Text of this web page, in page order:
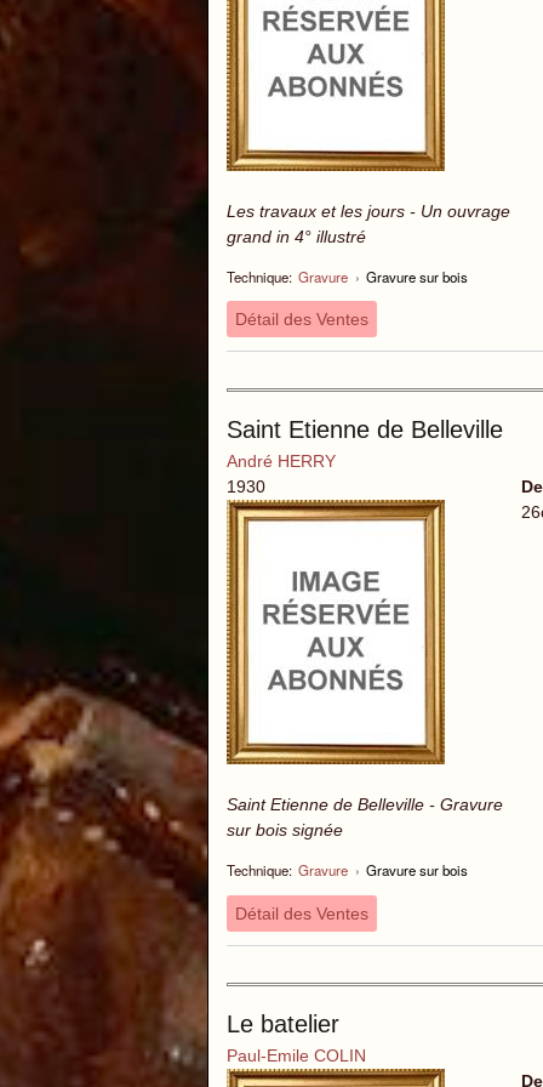
Les travaux et les jours - Un ouvrage
grand in 4° illustré
Technique: Gravure › Gravure sur bois
Détail des Ventes
Saint Etienne de Belleville
André HERRY
1930
Saint Etienne de Belleville - Gravure
sur bois signée
Technique: Gravure › Gravure sur bois
Détail des Ventes
Le batelier
Paul-Emile COLIN